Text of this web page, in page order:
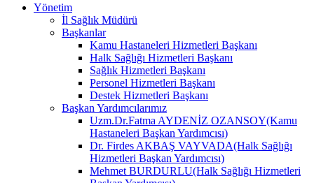
Yönetim
İl Sağlık Müdürü
Başkanlar
Kamu Hastaneleri Hizmetleri Başkanı
Halk Sağlığı Hizmetleri Başkanı
Sağlık Hizmetleri Başkanı
Personel Hizmetleri Başkanı
Destek Hizmetleri Başkanı
Başkan Yardımcılarımız
Uzm.Dr.Fatma AYDENİZ OZANSOY(Kamu
Hastaneleri Başkan Yardımcısı)
Dr. Firdes AKBAŞ VAYVADA(Halk Sağlığı
Hizmetleri Başkan Yardımcısı)
Mehmet BURDURLU(Halk Sağlığı Hizmetleri